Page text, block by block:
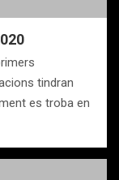
tindran
es troba en